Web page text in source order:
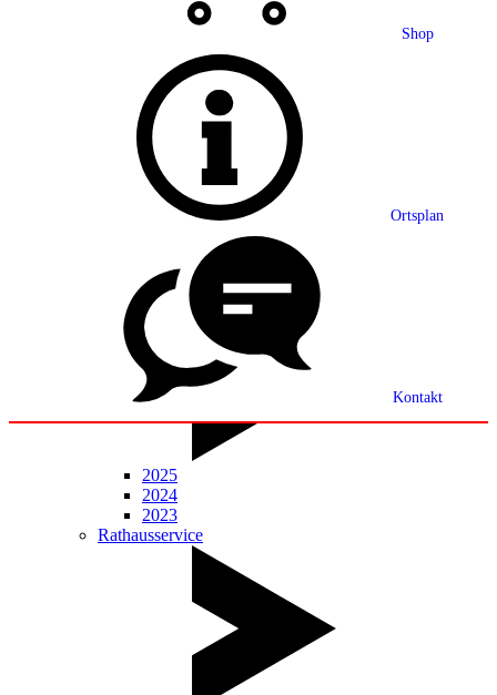
Shop
Ortsplan
Kontakt
Grußwort
Ortsplan
Partnerschaft
Statistik
Mitteilungsblatt
2025
2024
2023
Rathausservice